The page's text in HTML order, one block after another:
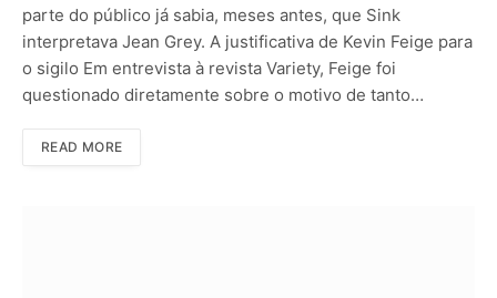
parte do público já sabia, meses antes, que Sink
interpretava Jean Grey. A justificativa de Kevin Feige para
o sigilo Em entrevista à revista Variety, Feige foi
questionado diretamente sobre o motivo de tanto…
READ MORE